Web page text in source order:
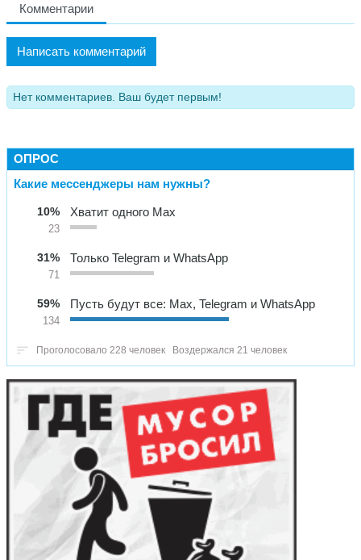
Комментарии
Написать комментарий
Нет комментариев. Ваш будет первым!
ОПРОС
Какие мессенджеры нам нужны?
10%
23
Хватит одного Max
31%
71
Только Telegram и WhatsApp
59%
134
Пусть будут все: Max, Telegram и WhatsApp
Проголосовало 228 человек Воздержался 21 человек